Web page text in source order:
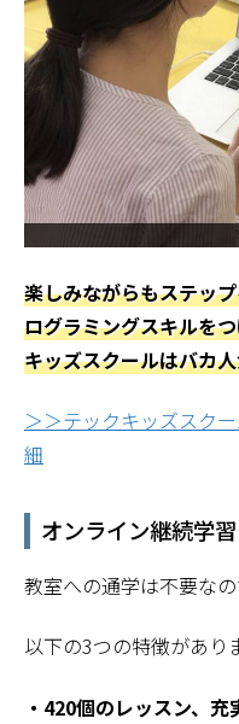
楽しみながらもステッ
ログラミングスキルを
キッズスクールはバカ
＞＞テックキッズスク
細
オンライン継続学
教室への通学は不要な
以下の3つの特徴があり
・420個のレッスン、